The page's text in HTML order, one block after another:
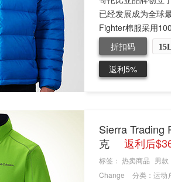
已经发展成为全球
Fighter棉服采用
折扣码
返利5%
Sierra Trading
克
返利后
标签： 热卖商品 男款
Change
分类： 运动